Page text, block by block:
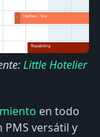
Little Hotelier
en todo
PMS versátil y